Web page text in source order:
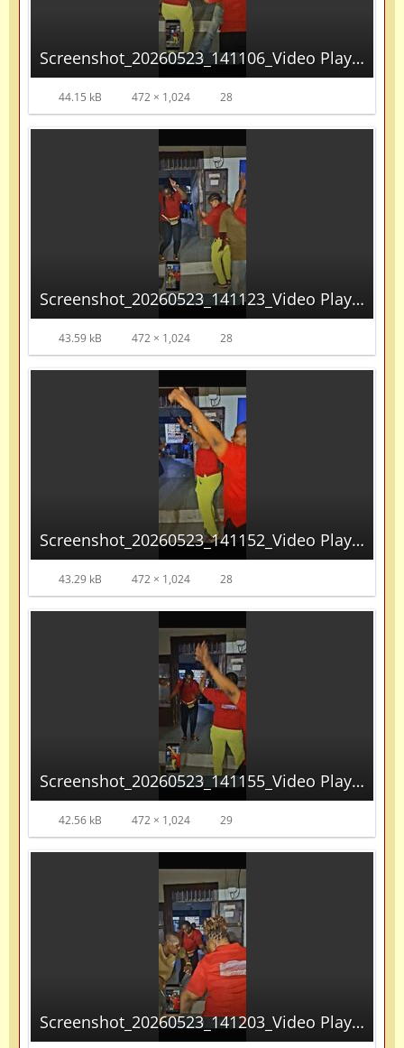
Screenshot_20260523_141106_Video Player.jpg
44.15 kB 472 × 1,024 28
Screenshot_20260523_141123_Video Player.jpg
43.59 kB 472 × 1,024 28
Screenshot_20260523_141152_Video Player.jpg
43.29 kB 472 × 1,024 28
Screenshot_20260523_141155_Video Player.jpg
42.56 kB 472 × 1,024 29
Screenshot_20260523_141203_Video Player.jpg